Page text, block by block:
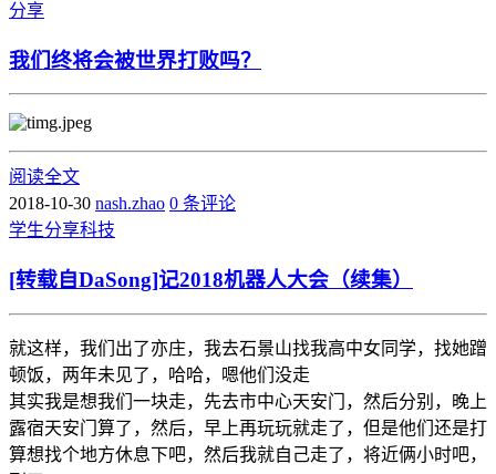
分享
我们终将会被世界打败吗？
阅读全文
2018-10-30 nash.zhao 0 条评论
学生分享科技
[转载自DaSong]记2018机器人大会（续集）
就这样，我们出了亦庄，我去石景山找我高中女同学，找她蹭
顿饭，两年未见了，哈哈，嗯他们没走
其实我是想我们一块走，先去市中心天安门，然后分别，晚上
露宿天安门算了，然后，早上再玩玩就走了，但是他们还是打
算想找个地方休息下吧，然后我就自己走了，将近俩小时吧，